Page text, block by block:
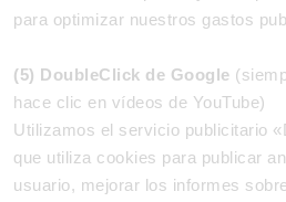
para optimizar nuestros gastos
(5) DoubleClick de Google
hace clic en vídeos de YouTube)
Utilizamos el servicio publicitario
que utiliza cookies para publicar
usuario, mejorar los informes